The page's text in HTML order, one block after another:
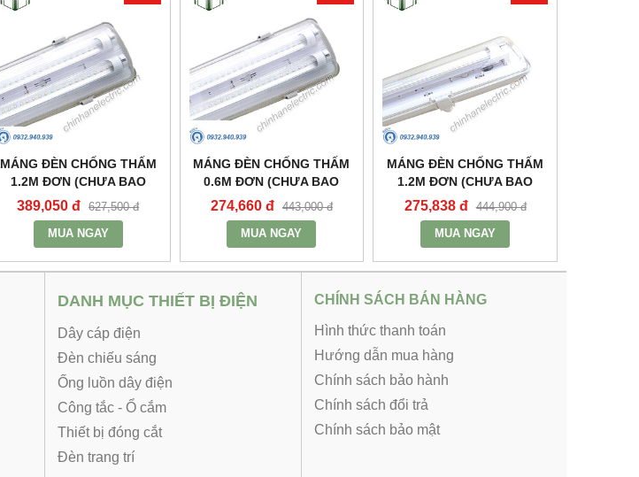
MÁNG ĐÈN CHỐNG THẤM
1.2M ĐƠN (CHƯA BAO
GỒM BÓNG VÀ TĂNG PHÔ)
- MWP-236 - MPE
389,050 đ 627,500 đ
MUA NGAY
MÁNG ĐÈN CHỐNG THẤM
0.6M ĐƠN (CHƯA BAO
GỒM BÓNG VÀ TĂNG PHÔ)
- MWP-218 - MPE
274,660 đ 443,000 đ
MUA NGAY
MÁNG ĐÈN CHỐNG THẤM
1.2M ĐƠN (CHƯA BAO
GỒM BÓNG VÀ TĂNG PHÔ)
- MWP-136 - MPE
275,838 đ 444,900 đ
MUA NGAY
DANH MỤC THIẾT BỊ ĐIỆN
Dây cáp điện
Đèn chiếu sáng
Ống luồn dây điện
Công tắc - Ổ cắm
Thiết bị đóng cắt
Đèn trang trí
CHÍNH SÁCH BÁN HÀNG
Hình thức thanh toán
Hướng dẫn mua hàng
Chính sách bảo hành
Chính sách đổi trả
Chính sách bảo mật